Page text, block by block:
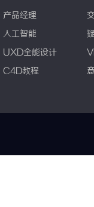
产品经理
人工智能
UXD全能设计
C4D教程